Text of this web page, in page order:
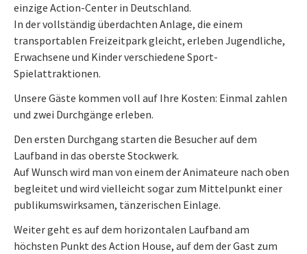
einzige Action-Center in Deutschland.
In der vollständig überdachten Anlage, die einem
transportablen Freizeitpark gleicht, erleben Jugendliche,
Erwachsene und Kinder verschiedene Sport-
Spielattraktionen.
Unsere Gäste kommen voll auf Ihre Kosten: Einmal zahlen
und zwei Durchgänge erleben.
Den ersten Durchgang starten die Besucher auf dem
Laufband in das oberste Stockwerk.
Auf Wunsch wird man von einem der Animateure nach oben
begleitet und wird vielleicht sogar zum Mittelpunkt einer
publikumswirksamen, tänzerischen Einlage.
Weiter geht es auf dem horizontalen Laufband am
höchsten Punkt des Action House, auf dem der Gast zum